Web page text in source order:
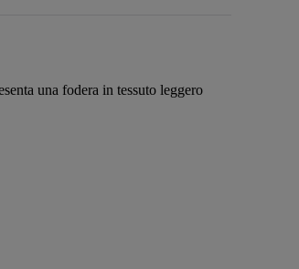
una fodera in tessuto leggero